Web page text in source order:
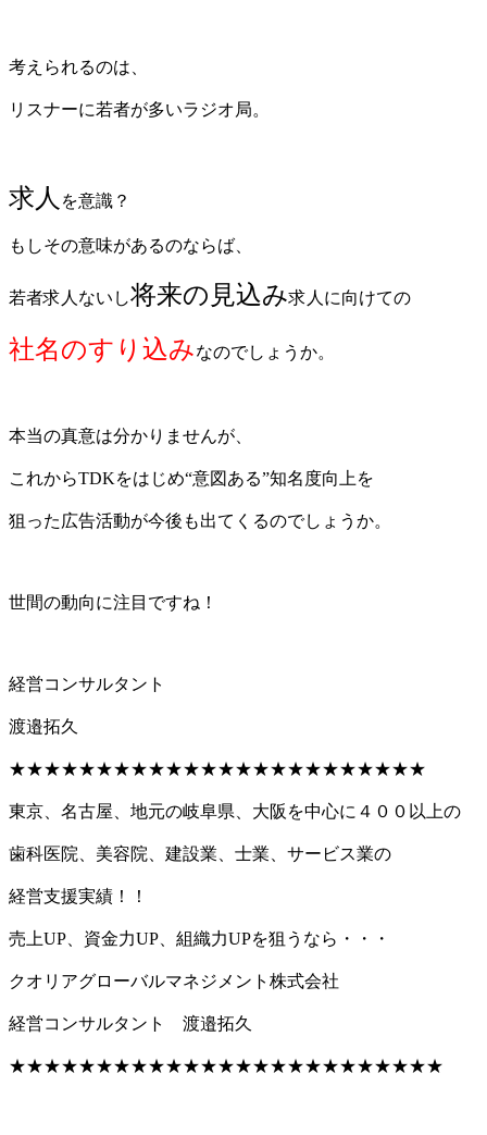
考えられるのは、
リスナーに若者が多いラジオ局。
求人 を意識？
もしその意味があるのならば、
若者求人ないし将来の見込み求人に向けての
社名のすり込みなのでしょうか。
本当の真意は分かりませんが、
これからTDKをはじめ“意図ある”知名度向上を
狙った広告活動が今後も出てくるのでしょうか。
世間の動向に注目ですね！
経営コンサルタント
渡邉拓久
★★★★★★★★★★★★★★★★★★★★★★★★
東京、名古屋、地元の岐阜県、大阪を中心に４００以上の
歯科医院、美容院、建設業、士業、サービス業の
経営支援実績！！
売上UP、資金力UP、組織力UPを狙うなら・・・
クオリアグローバルマネジメント株式会社
経営コンサルタント 渡邉拓久
★★★★★★★★★★★★★★★★★★★★★★★★★